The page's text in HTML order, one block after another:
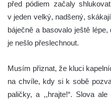
před pódiem začaly
v jeden velký, nadšený,
báječně a basovalo ještě
je nešlo přeslechnout.
Musím přiznat, že kluci
na chvíle, kdy si k sobě
paličky, a ,,hrajte!“. Slova